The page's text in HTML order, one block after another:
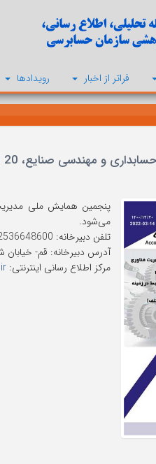
فراتر از اخبار رویدادها
مهندسی صنایع، 20 اسفند 1400
می‌شود.
تلفن دبیرخانه: 02536648600 و02128421801
آدرس دبیرخانه: قم-
مرکز اطلاع رسانی اینترنتی: